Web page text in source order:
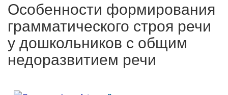
Особенности формирования
грамматического строя речи
у дошкольников с общим
недоразвитием речи